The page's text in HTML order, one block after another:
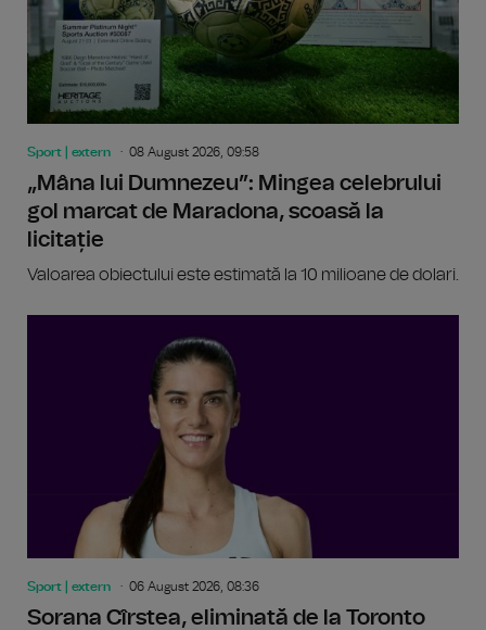
Sport | extern 08 August 2026, 09:58
„Mâna lui Dumnezeu”: Mingea celebrului
gol marcat de Maradona, scoasă la
licitație
Valoarea obiectului este estimată la 10 milioane de dolari.
Sport | extern 06 August 2026, 08:36
Sorana Cîrstea, eliminată de la Toronto